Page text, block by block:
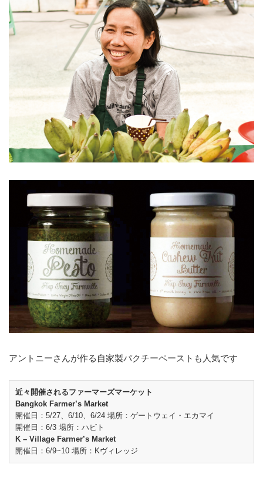
アントニーさんが作る自家製パクチーペーストも人気です
近々開催されるファーマーズマーケット
Bangkok Farmer’s Market
開催日：5/27、6/10、6/24 場所：ゲートウェイ・エカマイ
開催日：6/3 場所：ハビト
K – Village Farmer’s Market
開催日：6/9~10 場所：Kヴィレッジ